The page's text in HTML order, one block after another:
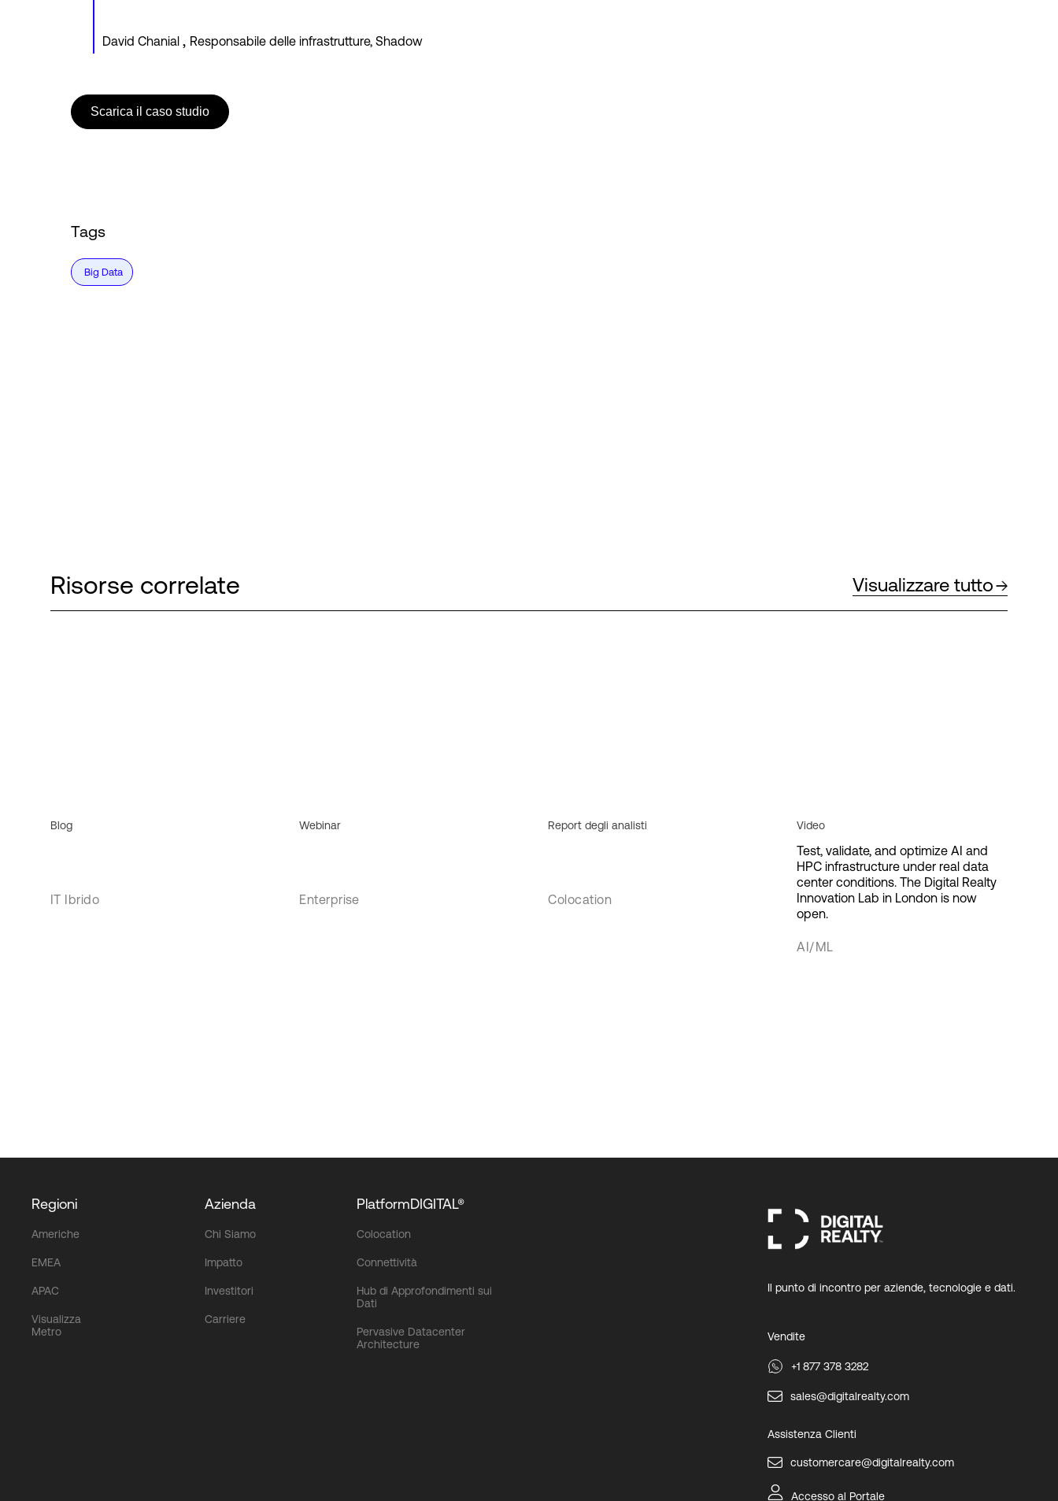
David Chanial , Responsabile delle infrastrutture, Shadow
Scarica il caso studio
Tags
Big Data
Risorse correlate Visualizzare tutto
Blog
IT Ibrido
Webinar
Enterprise
Report degli analisti
Colocation
Video
Test, validate, and optimize AI and
HPC infrastructure under real data
center conditions. The Digital Realty
Innovation Lab in London is now
open.
AI/ML
Regioni
Americhe
EMEA
APAC
Visualizza
Metro
Azienda
Chi Siamo
Impatto
Investitori
Carriere
PlatformDIGITAL®
Colocation
Connettività
Hub di Approfondimenti sui
Dati
Pervasive Datacenter
Architecture
Il punto di incontro per aziende, tecnologie e dati.
Vendite
+1 877 378 3282
sales@digitalrealty.com
Assistenza Clienti
customercare@digitalrealty.com
Accesso al Portale